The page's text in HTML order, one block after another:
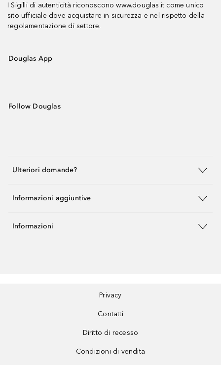
I Sigilli di autenticità riconoscono www.douglas.it come unico
sito ufficiale dove acquistare in sicurezza e nel rispetto della
regolamentazione di settore.
Douglas App
Follow Douglas
Ulteriori domande?
Informazioni aggiuntive
Informazioni
Privacy
Contatti
Diritto di recesso
Condizioni di vendita